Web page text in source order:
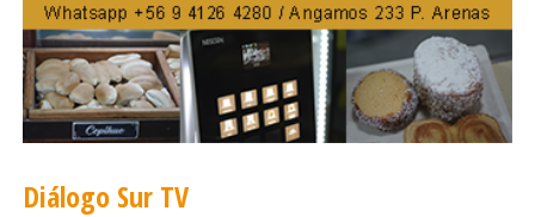
Diálogo Sur TV